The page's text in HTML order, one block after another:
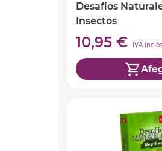
Desafíos
Insectos
10,95 € IVA inclòs